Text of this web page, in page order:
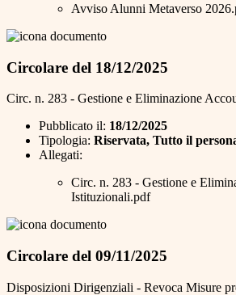
Avviso Alunni Metaverso
Circolare del 18/12/2025
Circ. n. 283 - Gestione e Eliminazione
Pubblicato il: 18/12/2025
Tipologia: Riservata, Tutto il
Allegati:
Circ. n. 283 - Gestione e
Istituzionali.pdf
Circolare del 09/11/2025
Disposizioni Dirigenziali - Revoca Misure